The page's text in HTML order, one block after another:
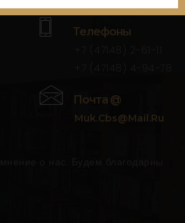
Телефоны
Почта @
Muk.cbs@mail.ru